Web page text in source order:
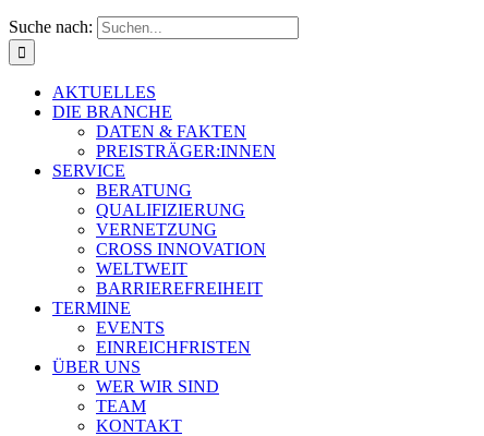
Suche nach:
AKTUELLES
DIE BRANCHE
DATEN & FAKTEN
PREISTRÄGER:INNEN
SERVICE
BERATUNG
QUALIFIZIERUNG
VERNETZUNG
CROSS INNOVATION
WELTWEIT
BARRIEREFREIHEIT
TERMINE
EVENTS
EINREICHFRISTEN
ÜBER UNS
WER WIR SIND
TEAM
KONTAKT